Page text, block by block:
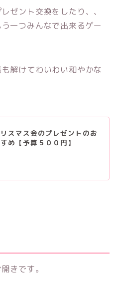
ゼント交換をしたり、、
一つみんなで出来るゲー
解けてわいわい和やかな
スマス会のプレゼントのお
め【予算５００円】
きです。